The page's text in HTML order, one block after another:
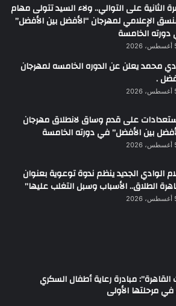
الثانية على التوالي.. ولاء السيد تتولى مهام
الإعلامي لمهرجان “الأفضل بين الأفضل”
الخامسة
محمد يعلن عن الدوره الخامسه لمهرجان
.
على قدم وساق لانطلاق مهرجان
بين الأفضل” في دورته الخامسة
الوادي الجديد ينظم ندوة توعوية بعنوان
الطلاق.. الأسباب وسبل التغلب عليها”
مبادرة رعاية أطفال السكري